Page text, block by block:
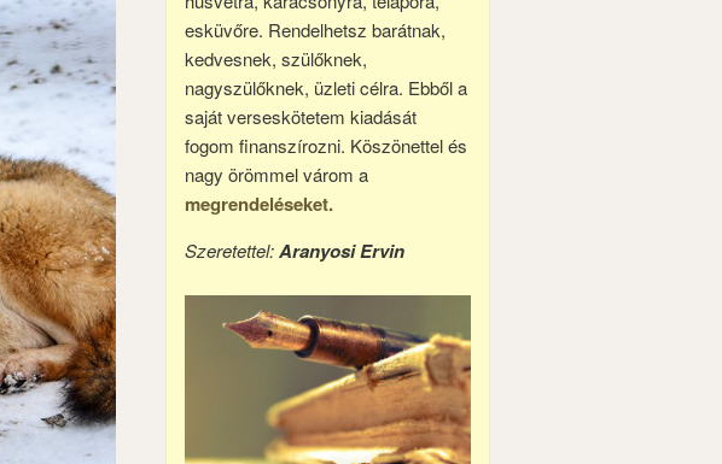
esküvőre. Rendelhetsz barátnak,
kedvesnek, szülőknek,
nagyszülőknek, üzleti célra. Ebből a
saját verseskötetem kiadását
fogom finanszírozni. Köszönettel és
nagy örömmel várom a
megrendeléseket.
Szeretettel:Aranyosi Ervin